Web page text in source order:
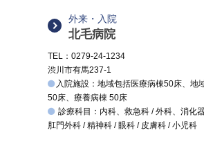
外来・入院
北毛病院
TEL：0279-24-1234
渋川市有馬237-1
入院施設：地域包括医療病棟50床、地
50床、療養病棟 50床
診療科目：内科、救急科 / 外科、消化
肛門外科 / 精神科 / 眼科 / 皮膚科 / 小児科